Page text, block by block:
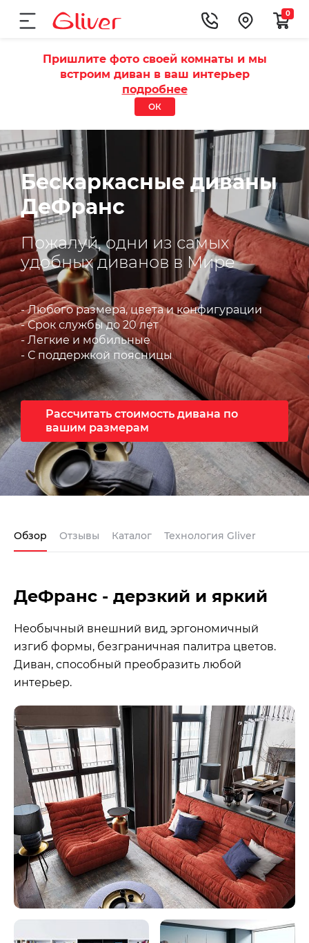
0
Пришлите фото своей комнаты и мы
встроим диван в ваш интерьер
подробнее
ОК
Бескаркасные диваны
ДеФранс
Пожалуй, одни из самых
удобных диванов в Мире
- Любого размера, цвета и конфигурации
- Срок службы до 20 лет
- Легкие и мобильные
- С поддержкой поясницы
Рассчитать стоимость дивана по
вашим размерам
Обзор Отзывы Каталог Технология Gliver
ДеФранс - дерзкий и яркий
Необычный внешний вид, эргономичный
изгиб формы, безграничная палитра цветов.
Диван, способный преобразить любой
интерьер.